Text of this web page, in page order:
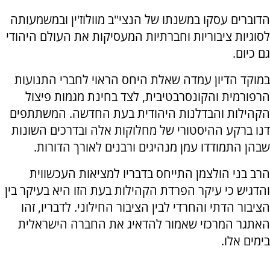
הדוברים עסקו במשנתו של הנצי"ב מוולוז'ין ובמשמעותה
לסוגיות ציבוריות וחברתיות המעסיקות את העולם היהודי
גם כיום.
במוקד הדיון עמדה שאלת היחס הראוי לחברי התנועות
הרפורמית והקונסרבטיבית, לצד בחינת מגמות פיצול
הקהילות והבדלנות היהודית בעת החדשה. המשתתפים
דנו ברקע ההיסטורי של מחלוקות אלה ובדרכים השונות
שבהן התמודדו עמן מנהיגים ורבנים לאורך הדורות.
הרב בני הולצמן התייחס בדבריו למציאות העכשווית
והדגיש כי עיקר הפרדת הקהילות בעת הזו היא בעיקר בין
הציבור הדתי והחרדי לבין הציבור החילוני. לדבריו, זהו
האתגר המרכזי שאמור להדאיג את החברה הישראלית
בימים אלו.